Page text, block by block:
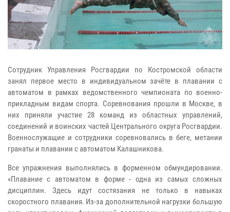
Сотрудник Управления Росгвардии по Костромской области
занял первое место в индивидуальном зачёте в плавании с
автоматом в рамках ведомственного чемпионата по военно-
прикладным видам спорта. Соревнования прошли в Москве, в
них приняли участие 28 команд из областных управлений,
соединений и воинских частей Центрального округа Росгвардии.
Военнослужащие и сотрудники соревновались в беге, метании
гранаты и плавании с автоматом Калашникова.
Все упражнения выполнялись в форменном обмундировании.
«Плавание с автоматом в форме - одна из самых сложных
дисциплин. Здесь идут состязания не только в навыках
скоростного плавания. Из-за дополнительной нагрузки большую